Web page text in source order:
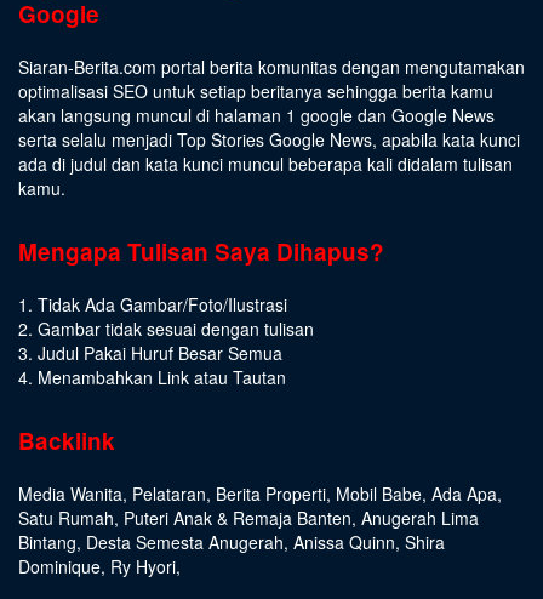
Google
Siaran-Berita.com portal berita komunitas dengan mengutamakan
optimalisasi SEO untuk setiap beritanya sehingga berita kamu
akan langsung muncul di halaman 1 google dan Google News
serta selalu menjadi Top Stories Google News, apabila kata kunci
ada di judul dan kata kunci muncul beberapa kali didalam tulisan
kamu.
Mengapa Tulisan Saya Dihapus?
1. Tidak Ada Gambar/Foto/Ilustrasi
2. Gambar tidak sesuai dengan tulisan
3. Judul Pakai Huruf Besar Semua
4. Menambahkan Link atau Tautan
Backlink
Media Wanita, Pelataran, Berita Properti, Mobil Babe, Ada Apa,
Satu Rumah, Puteri Anak & Remaja Banten, Anugerah Lima
Bintang, Desta Semesta Anugerah, Anissa Quinn, Shira
Dominique, Ry Hyori,